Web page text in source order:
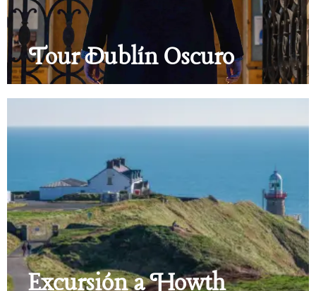
Tour Dublín Oscuro
Excursión a Howth